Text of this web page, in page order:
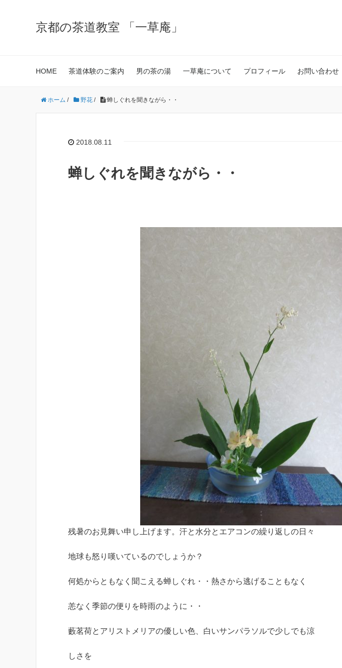
京都の茶道教室 「一草庵」
HOME 茶道体験のご案内 男の茶の湯 一草庵について プロフィール お問い合わせ
ホーム / 野花 / 蝉しぐれを聞きながら・・
2018.08.11
蝉しぐれを聞きながら・・
残暑のお見舞い申し上げます。汗と水分とエアコンの繰り返しの日々
地球も怒り嘆いているのでしょうか？
何処からともなく聞こえる蝉しぐれ・・熱さから逃げることもなく
恙なく季節の便りを時雨のように・・
藪茗荷とアリストメリアの優しい色、白いサンパラソルで少しでも涼
しさを